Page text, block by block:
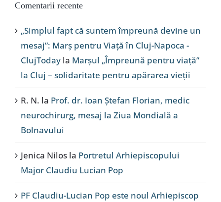
Comentarii recente
„Simplul fapt că suntem împreună devine un
mesaj”: Marș pentru Viață în Cluj-Napoca -
ClujToday la Marșul „Împreună pentru viață”
la Cluj – solidaritate pentru apărarea vieții
R. N. la Prof. dr. Ioan Ștefan Florian, medic
neurochirurg, mesaj la Ziua Mondială a
Bolnavului
Jenica Nilos la Portretul Arhiepiscopului
Major Claudiu Lucian Pop
PF Claudiu-Lucian Pop este noul Arhiepiscop